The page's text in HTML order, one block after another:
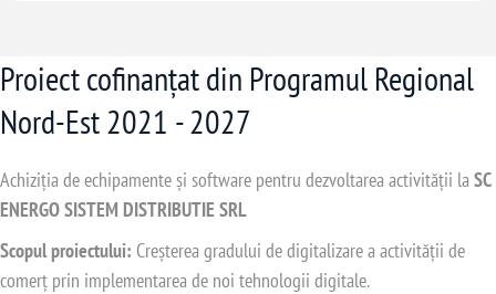
Proiect cofinanțat din Programul Regional
Nord-Est 2021 - 2027
Achiziția de echipamente și software pentru dezvoltarea activității laSC
ENERGO SISTEM DISTRIBUTIE SRL
Scopul proiectului: Creșterea gradului de digitalizare a activității de
comerț prin implementarea de noi tehnologii digitale.